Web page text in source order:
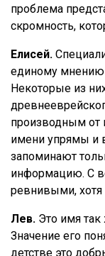
проблема
скромность,
Елисей.
единому мнению
Некоторые из
производным от
имени упрямы и
запоминают
информацию. С
ревнивыми, хотя
Лев. Это имя
Значение его
детстве это